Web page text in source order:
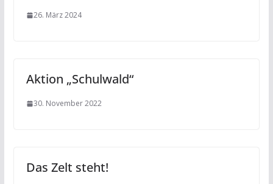
26. März 2024
Aktion „Schulwald“
30. November 2022
Das Zelt steht!